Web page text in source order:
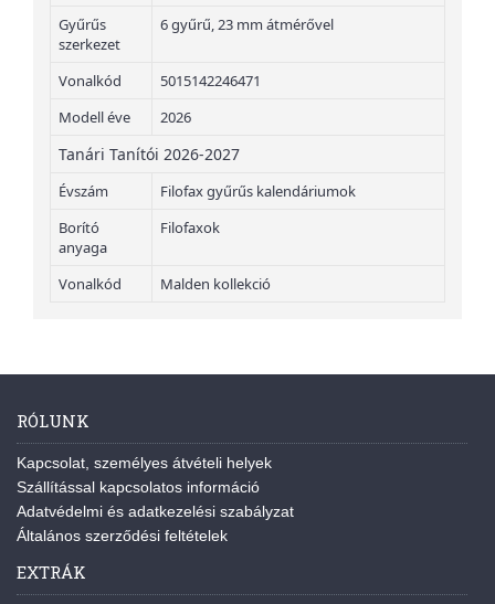
Gyűrűs
szerkezet
6 gyűrű, 23 mm átmérővel
Vonalkód
5015142246471
Modell éve
2026
Tanári Tanítói 2026-2027
Évszám
Filofax gyűrűs kalendáriumok
Borító
anyaga
Filofaxok
Vonalkód Malden kollekció
RÓLUNK
Kapcsolat, személyes átvételi helyek
Szállítással kapcsolatos információ
Adatvédelmi és adatkezelési szabályzat
Általános szerződési feltételek
EXTRÁK